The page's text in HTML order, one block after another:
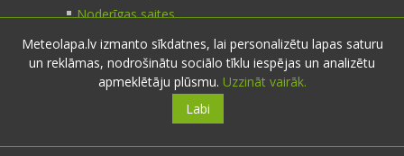
Noderīgas saites
Kontakti
nosūti ziņu
Meteolapa.lv izmanto sīkdatnes, lai personalizētu lapas saturu
un reklāmas, nodrošinātu sociālo tīklu iespējas un analizētu
apmeklētāju plūsmu. Uzzināt vairāk.
Labi